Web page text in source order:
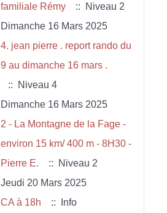
familiale Rémy
:: Niveau 2
Dimanche 16 Mars 2025
4. jean pierre . report rando du
9 au dimanche 16 mars .
:: Niveau 4
Dimanche 16 Mars 2025
2 - La Montagne de la Fage -
environ 15 km/ 400 m - 8H30 -
Pierre E.
:: Niveau 2
Jeudi 20 Mars 2025
CA à 18h
:: Info